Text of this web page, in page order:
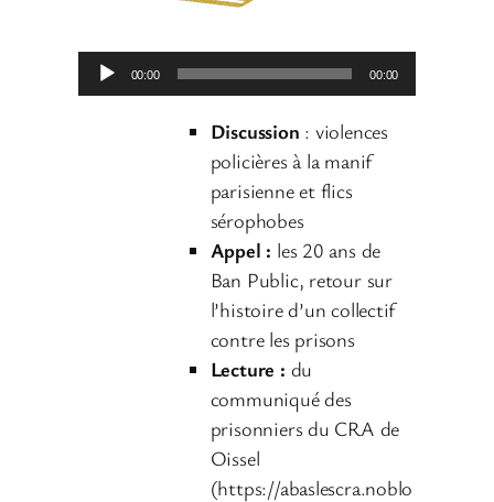
e
00:00 00:00
Discussion : violences
policières à la manif
parisienne et flics
sérophobes
Appel : les 20 ans de
Ban Public, retour sur
l’histoire d’un collectif
contre les prisons
Lecture : du
communiqué des
prisonniers du CRA de
Oissel
(https://abaslescra.noblo